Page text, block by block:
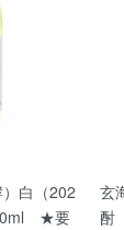
白（202
★要
玄
酎